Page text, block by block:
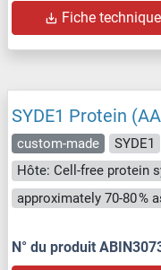
Fiche technique
SYDE1 Protein
custom-made SYDE1
Hôte: Cell-free protein
N° du produit